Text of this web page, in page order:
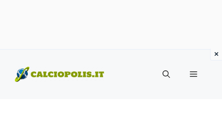
contenuto
Menu